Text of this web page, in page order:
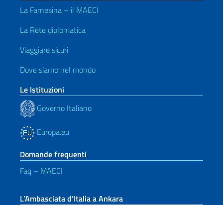
La Farnesina – il MAECI
La Rete diplomatica
Viaggiare sicuri
Dove siamo nel mondo
Le Istituzioni
Governo Italiano
Europa.eu
Domande frequenti
Faq – MAECI
L’Ambasciata d’Italia a Ankara